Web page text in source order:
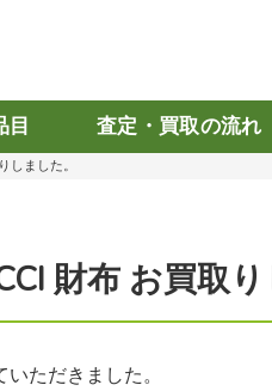
目 査定・買取の流れ
しました。
財布 お買取り
ただきました。